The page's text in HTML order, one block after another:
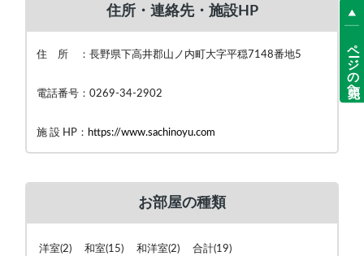
住所・連絡先・施設HP
住 所 ：長野県下高井郡山ノ内町大字平穏7148番地5
電話番号：0269-34-2902
施 設 HP： https://www.sachinoyu.com
お部屋の種類
洋室(2) 和室(15) 和洋室(2) 合計(19)
ページの先頭へ